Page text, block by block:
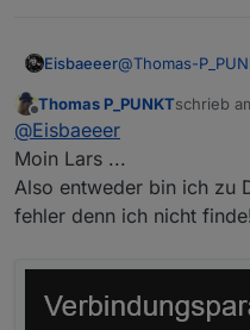
Eisbaeeer@Thomas-
Ja, die WB wird
Schau dir mal
alles bis ins
Offline
Thomas P_PUNKTschrieb
zuletzt
@Eisbaeeer
Moin Lars ...
Also entweder bin ich zu
fehler denn ich nicht finde!